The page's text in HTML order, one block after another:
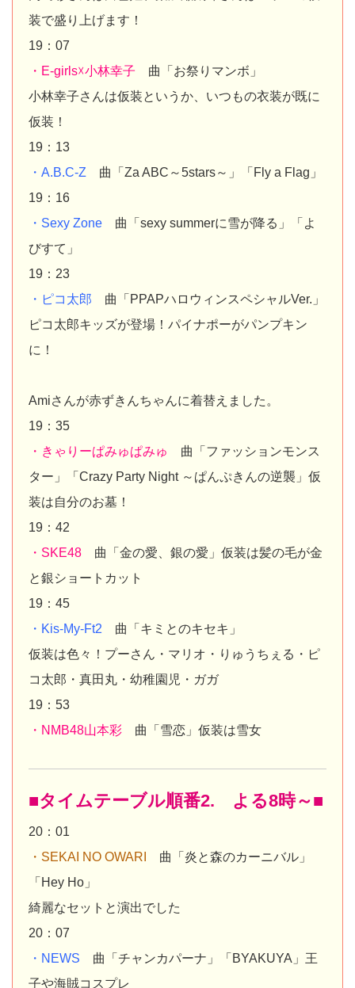
装で盛り上げます！
19：07
・E-girls☓小林幸子 曲「お祭りマンボ」
小林幸子さんは仮装というか、いつもの衣装が既に
仮装！
19：13
・A.B.C-Z 曲「Za ABC～5stars～」「Fly a Flag」
19：16
・Sexy Zone 曲「sexy summerに雪が降る」「よ
びすて」
19：23
・ピコ太郎 曲「PPAPハロウィンスペシャルVer.」
ピコ太郎キッズが登場！パイナポーがパンプキン
に！
Amiさんが赤ずきんちゃんに着替えました。
19：35
・きゃりーぱみゅぱみゅ
曲「ファッションモンス
ター」「Crazy Party Night ～ぱんぷきんの逆襲」仮
装は自分のお墓！
19：42
・SKE48 曲「金の愛、銀の愛」仮装は髪の毛が金
と銀ショートカット
19：45
・Kis-My-Ft2 曲「キミとのキセキ」
仮装は色々！プーさん・マリオ・りゅうちぇる・ピ
コ太郎・真田丸・幼稚園児・ガガ
19：53
・NMB48山本彩 曲「雪恋」仮装は雪女
■タイムテーブル順番2. よる8時～■
20：01
・SEKAI NO OWARI
曲「炎と森のカーニバル」
「Hey Ho」
綺麗なセットと演出でした
20：07
・NEWS 曲「チャンカパーナ」「BYAKUYA」王
子や海賊コスプレ